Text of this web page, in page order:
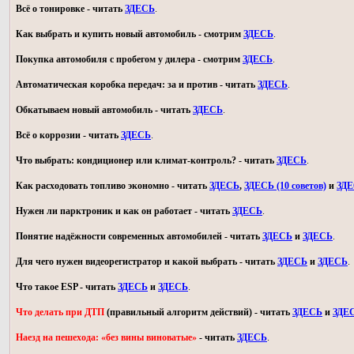
Всё о тонировке - читать ЗДЕСЬ.
Как выбрать и купить новый автомобиль - смотрим ЗДЕСЬ.
Покупка автомобиля с пробегом у дилера - смотрим ЗДЕСЬ.
Автоматическая коробка передач: за и против - читать ЗДЕСЬ.
Обкатываем новый автомобиль - читать ЗДЕСЬ.
Всё о коррозии - читать ЗДЕСЬ.
Что выбрать: кондиционер или климат-контроль? - читать ЗДЕСЬ.
Как расходовать топливо экономно - читать ЗДЕСЬ, ЗДЕСЬ (10 советов) и
Нужен ли парктроник и как он работает - читать ЗДЕСЬ.
Понятие надёжности современных автомобилей - читать ЗДЕСЬ и ЗДЕСЬ.
Для чего нужен видеорегистратор и какой выбрать - читать ЗДЕСЬ и ЗДЕСЬ.
Что такое ESP - читать ЗДЕСЬ и ЗДЕСЬ.
Что делать при ДТП (правильный алгоритм действий) - читать ЗДЕСЬ и
Наезд на пешехода: «без вины виноватые» - читать ЗДЕСЬ.